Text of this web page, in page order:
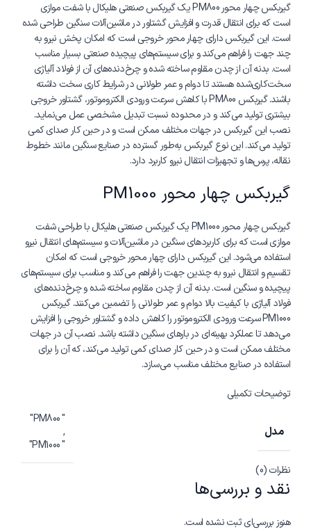
گیربکس چهار محور PM800 یک گیربکس صنعتی هلیکال با شفت موازی
است که برای انتقال قدرت و افزایش گشتاور در ماشین‌آلات سنگین طراحی شده
است. این گیربکس دارای چهار محور خروجی است که امکان پخش نیرو به
چند جهت را فراهم می‌کند و برای سیستم‌های پیچیده صنعتی بسیار مناسب
است. بدنه آن از چدن مقاوم ساخته شده و چرخ‌دنده‌های آن از فولاد آلیاژی
سخت‌کاری‌شده هستند تا دوام و عمر طولانی در شرایط کاری سخت داشته
باشند. گیربکس PM800 با کاهش سرعت ورودی الکتروموتور، گشتاور خروجی
بیشتری تولید می‌کند و در محدوده نسبت تبدیل مشخصی عمل می‌نماید.
نصب این گیربکس در جهات مختلف ممکن است و در حین کار صدای کمی
تولید می‌کند. این نوع گیربکس به‌طور گسترده در صنایع سنگین مانند خطوط
نقاله، پرس‌ها و تجهیزات انتقال نیرو کاربرد دارد.
گیربکس چهار محور PM1000
گیربکس چهار محور PM1000 یک گیربکس صنعتی هلیکال با طراحی شفت
موازی است که برای کاربردهای سنگین در ماشین‌آلات و سیستم‌های انتقال نیرو
استفاده می‌شود. این گیربکس دارای چهار محور خروجی است که امکان
تقسیم و انتقال نیرو به چندین جهت را فراهم می‌کند و مناسب برای سیستم‌های
پیچیده و سنگین است. بدنه آن از چدن مقاوم ساخته شده و چرخ‌دنده‌های
فولاد آلیاژی با کیفیت بالا دوام و عمر طولانی را تضمین می‌کنند. گیربکس
PM1000 سرعت ورودی الکتروموتور را کاهش داده و گشتاور خروجی را افزایش
می‌دهد تا عملکرد بهینه‌ای در بارهای سنگین داشته باشد. نصب آن در جهات
مختلف ممکن است و در حین کار صدای کمی تولید می‌کند، که آن را برای
استفاده در صنایع مختلف مناسب می‌سازد.
توضیحات تکمیلی
مدل
" PM800"
,
" PM1000"
نظرات (0)
نقد و بررسی‌ها
هنوز بررسی‌ای ثبت نشده است.